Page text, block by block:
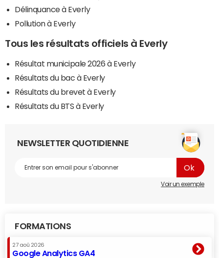
Délinquance à Everly
Pollution à Everly
Tous les résultats officiels à Everly
Résultat municipale 2026 à Everly
Résultats du bac à Everly
Résultats du brevet à Everly
Résultats du BTS à Everly
NEWSLETTER QUOTIDIENNE
Voir un exemple
FORMATIONS
27 aoû 2026
Google Analytics GA4